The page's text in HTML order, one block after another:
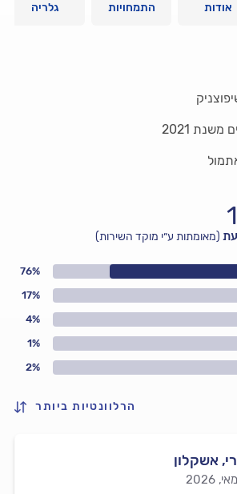
אודות התמחויות גלריה
2021
(מאומתות ע״י מוקד השירות)
2%
1%
4%
17%
76%
הרלוונטיות ביותר
אשקלון